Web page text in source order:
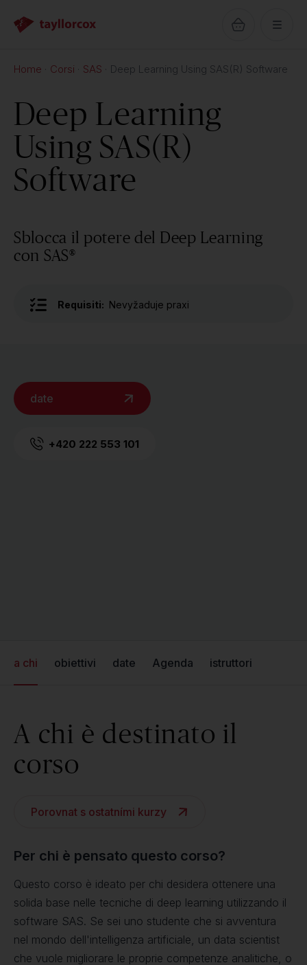
Home Corsi SAS Deep Learning Using SAS(R) Software
Deep Learning
Using SAS(R)
Software
Sblocca il potere del Deep Learning
con SAS®
Requisiti: Nevyžaduje praxi
date
+420 222 553 101
a chi obiettivi date Agenda istruttori
A chi è destinato il
corso
Porovnat s ostatními kurzy
Per chi è pensato questo corso?
Questo corso è ideato per chi desidera ottenere una
solida base nelle tecniche di deep learning utilizzando il
software SAS. Se sei uno studente che si avventura
nel mondo dell'intelligenza artificiale, un data scientist
che vuole migliorare le proprie competenze analitiche, o